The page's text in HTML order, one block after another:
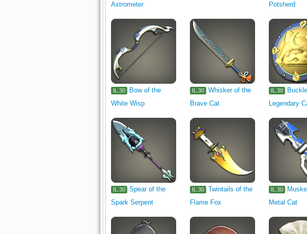
Astrometer
Potsherd
IL.30
Bow of the
White Wisp
IL.30
Whisker of the
Brave Cat
IL.30
Legendary
IL.30
Spear of the
Spark Serpent
IL.30
Twintails of the
Flame Fox
IL.30
Metal Cat